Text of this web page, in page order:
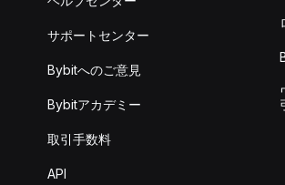
サポートセンター
Bybitへのご意見
Bybitアカデミー
取引手数料
API